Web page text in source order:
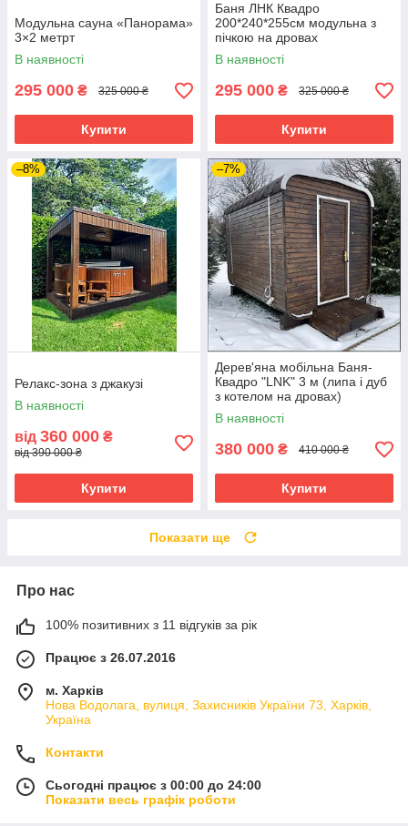
Модульна сауна «Панорама»
3×2 метрт
В наявності
295 000 ₴ 325 000 ₴
Купити
Баня ЛНК Квадро
200*240*255см модульна з
пічкою на дровах
В наявності
295 000 ₴ 325 000 ₴
Купити
–8%
Релакс-зона з джакузі
В наявності
від 360 000 ₴
від 390 000 ₴
Купити
–7%
Дерев'яна мобільна Баня-
Квадро "LNK" 3 м (липа і дуб
з котелом на дровах)
В наявності
380 000 ₴ 410 000 ₴
Купити
Показати ще
Про нас
100% позитивних з 11 відгуків за рік
Працює з 26.07.2016
м. Харків
Нова Водолага, вулиця, Захисників України 73, Харків,
Україна
Контакти
Сьогодні працює з 00:00 до 24:00
Показати весь графік роботи